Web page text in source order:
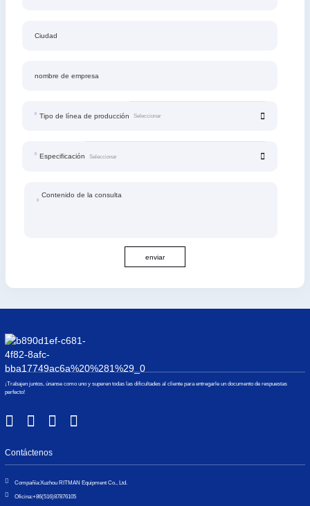
Ciudad
nombre de empresa
Tipo de línea de producción
Especificación
Contenido de la consulta
enviar
¡Trabajen juntos, únanse como uno y superen todas las dificultades al cliente para entregarle un documento de respuestas
perfecto!
Contáctenos
Compañía:Xuzhou RITMAN Equipment Co., Ltd.
Oficina:+86(516)87876105